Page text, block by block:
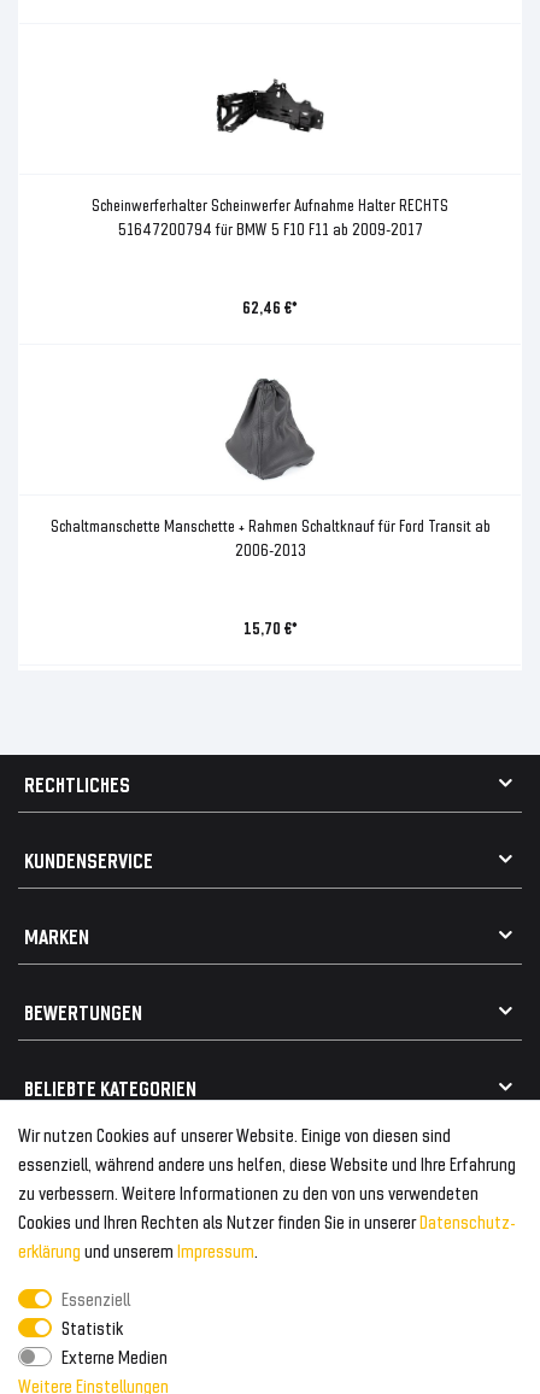
Scheinwerferhalter Scheinwerfer Aufnahme Halter RECHTS
51647200794 für BMW 5 F10 F11 ab 2009-2017
62,46 €*
Schaltmanschette Manschette + Rahmen Schaltknauf für Ford Transit ab
2006-2013
15,70 €*
Wir nutzen Cookies auf unserer Website. Einige von diesen sind
essenziell, während andere uns helfen, diese Website und Ihre Erfahrung
zu verbessern. Weitere Informationen zu den von uns verwendeten
Cookies und Ihren Rechten als Nutzer finden Sie in unsererDaten­schutz­
erklärung und unserem Impressum.
Essenziell
Statistik
Externe Medien
Weitere Einstellungen
RECHTLICHES
Widerrufsrecht
Vertrag widerrufen
Elektro- / Altteilentsorgung
KUNDENSERVICE
MARKEN
Geeignet für Mercedes
Geeignet für Audi
BEWERTUNGEN
BELIEBTE KATEGORIEN
Frontspoiler
Heckspoiler
Kabelbäume
Kühlergrill
FOLGEN SIE UNS AUF
Tuning Fanatics
ZAHLUNG & VERSAND
Zahlungsanbieter
Versand & Zahlung
WELTWEITER VERSAND
© 2026 Tuning Fanatics